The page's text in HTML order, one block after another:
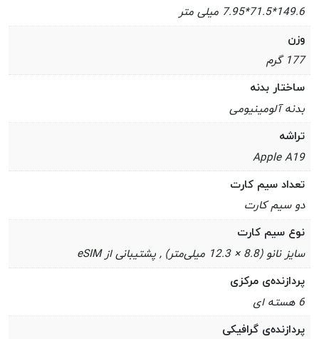
149.6*71.5*7.95 میلی متر
وزن
177 گرم
ساختار بدنه
بدنه آلومینیومی
تراشه
Apple A19
تعداد سیم کارت
دو سیم کارت
نوع سیم کارت
سایز نانو (8.8 × 12.3 میلی‌متر) , پشتیبانی از eSIM
پردازنده‌ی مرکزی
6 هسته ای
پردازنده‌ی گرافیکی